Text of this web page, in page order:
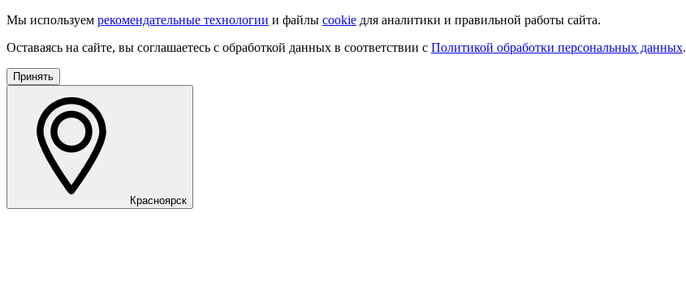
Мы используем рекомендательные технологии и файлы cookie для аналитики и правильной работы сайта.
Оставаясь на сайте, вы соглашаетесь с обработкой данных в соответствии с Политикой обработки персональных данных.
Принять
Красноярск